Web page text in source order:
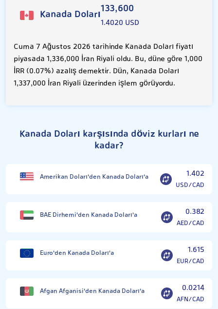
Kanada Doları133,600
1.4020 USD
Cuma 7 Ağustos 2026 tarihinde Kanada Doları fiyatı
piyasada 1,336,000 İran Riyali oldu. Bu, düne göre 1,000
İRR (0.07%) azalış demektir. Dün, Kanada Doları
1,337,000 İran Riyali üzerinden işlem görüyordu.
Kanada Doları karşısında döviz kurları ne
kadar?
Amerikan Doları'den Kanada Doları'a 1.402
USD/CAD
BAE Dirhemi'den Kanada Doları'a 0.382
AED/CAD
Euro'den Kanada Doları'a 1.615
EUR/CAD
Afgan Afganisi'den Kanada Doları'a 0.0214
AFN/CAD